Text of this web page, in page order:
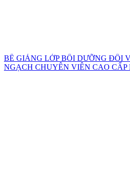
BẾ GIẢNG LỚP BỒI DƯỠNG ĐỐI
NGẠCH CHUYÊN VIÊN CAO CẤP